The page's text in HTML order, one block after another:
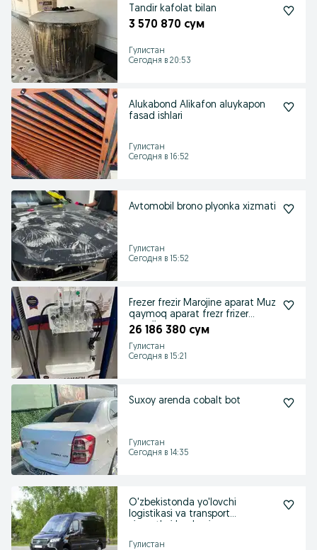
Tandir kafolat bilan
3 570 870 сум
Гулистан
Сегодня в 20:53
Alukabond Alikafon aluykapon
fasad ishlari
Гулистан
Сегодня в 16:52
Avtomobil brono plyonka xizmati
Гулистан
Сегодня в 15:52
Frezer frezir Marojine aparat Muz
qaymoq aparat frezr frizer
marojine
26 186 380 сум
Гулистан
Сегодня в 15:21
Suxoy arenda cobalt bot
Гулистан
Сегодня в 14:35
O'zbekistonda yo'lovchi
logistikasi va transport
Гулистан